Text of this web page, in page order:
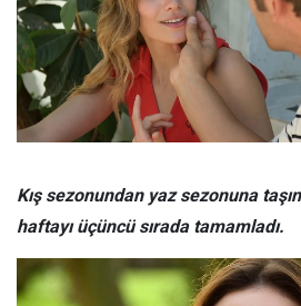
Kış sezonundan yaz sezonuna
haftayı üçüncü sırada tamamladı.